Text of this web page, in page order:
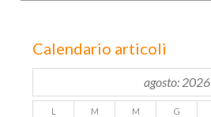
Calendario articoli
agosto: 2026
L M M G